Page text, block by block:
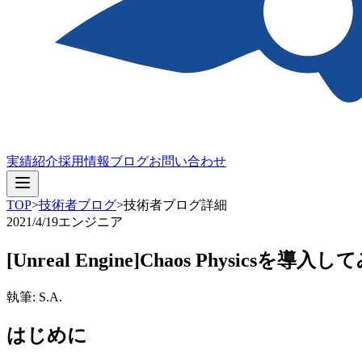
実績紹介採用情報ブログお問い合わせ
TOP>技術者ブログ>技術者ブログ詳細
2021/4/19エンジニア
[Unreal Engine]Chaos Physicsを導入し
執筆: S.A.
はじめに